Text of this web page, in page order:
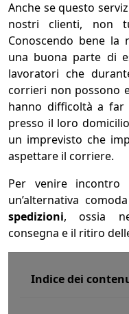
Anche se questo
nostri clienti, non
Conoscendo bene la
una buona parte di
lavoratori che
corrieri non possono
hanno difficoltà a
presso il loro
un imprevisto che
aspettare il corriere.
Per venire incontro
un’alternativa
spedizioni, ossia
consegna e il ritiro
Indice dei